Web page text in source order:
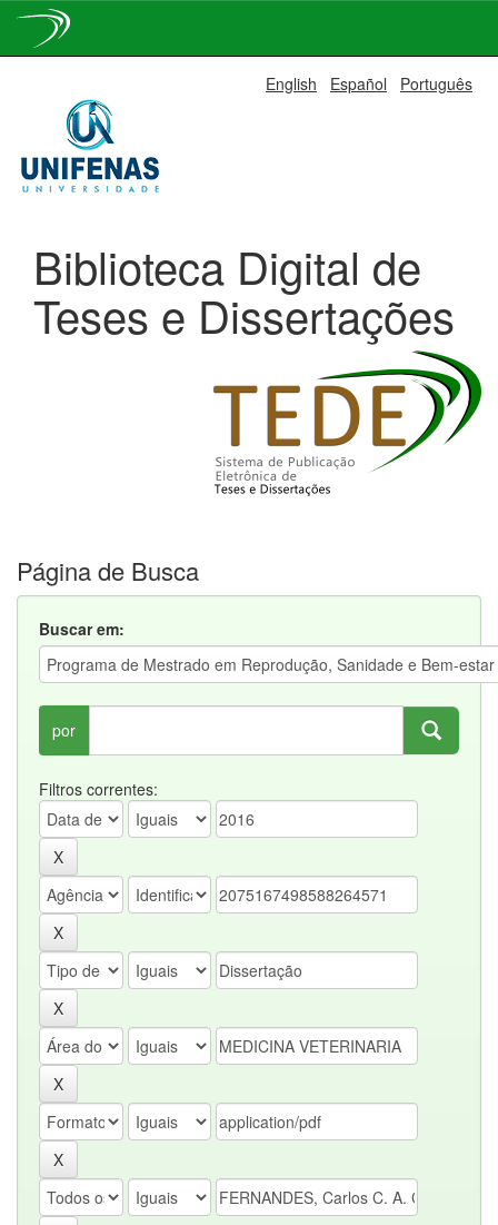
navigation
English Español Português
Biblioteca Digital de
Teses e Dissertações
Página de Busca
Buscar em:
por
Filtros correntes: